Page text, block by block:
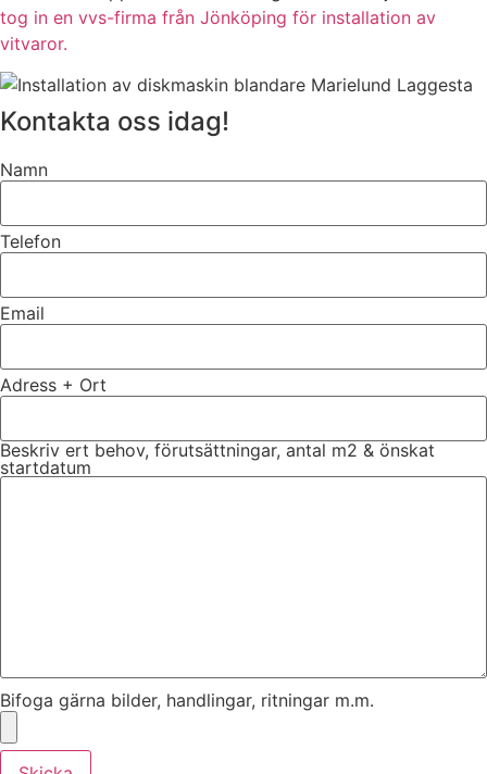
tog in en vvs-firma från Jönköping för installation av
vitvaror.
Kontakta oss idag!
Namn
Telefon
Email
Adress + Ort
Beskriv ert behov, förutsättningar, antal m2 & önskat
startdatum
Bifoga gärna bilder, handlingar, ritningar m.m.